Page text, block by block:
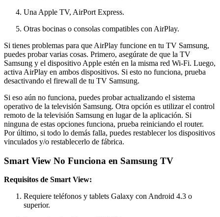
Una Apple TV, AirPort Express.
Otras bocinas o consolas compatibles con AirPlay.
Si tienes problemas para que AirPlay funcione en tu TV Samsung,
puedes probar varias cosas. Primero, asegúrate de que la TV
Samsung y el dispositivo Apple estén en la misma red Wi-Fi. Luego,
activa AirPlay en ambos dispositivos. Si esto no funciona, prueba
desactivando el firewall de tu TV Samsung.
Si eso aún no funciona, puedes probar actualizando el sistema
operativo de la televisión Samsung. Otra opción es utilizar el control
remoto de la televisión Samsung en lugar de la aplicación. Si
ninguna de estas opciones funciona, prueba reiniciando el router.
Por último, si todo lo demás falla, puedes restablecer los dispositivos
vinculados y/o restablecerlo de fábrica.
Smart View No Funciona en Samsung TV
Requisitos de Smart View:
Requiere teléfonos y tablets Galaxy con Android 4.3 o
superior.